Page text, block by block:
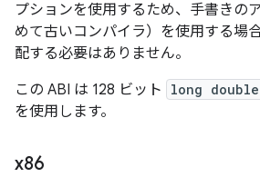
プションを使用するため、手書きの
めて古いコンパイラ）を使用する場
配する必要はありません。
この ABI は 128 ビット
long double
を使用します。
x86